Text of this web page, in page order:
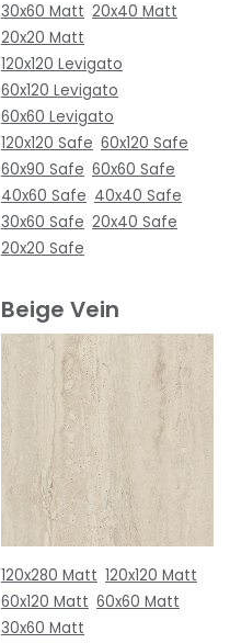
30x60 Matt 20x40 Matt
20x20 Matt
120x120 Levigato
60x120 Levigato
60x60 Levigato
120x120 Safe 60x120 Safe
60x90 Safe 60x60 Safe
40x60 Safe 40x40 Safe
30x60 Safe 20x40 Safe
20x20 Safe
Beige Vein
120x280 Matt 120x120 Matt
60x120 Matt 60x60 Matt
30x60 Matt